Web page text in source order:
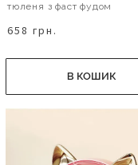
тюленя з фаст фудом
658 грн.
В КОШИК